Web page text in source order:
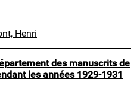
Henri
des manuscrits de
les années 1929-1931